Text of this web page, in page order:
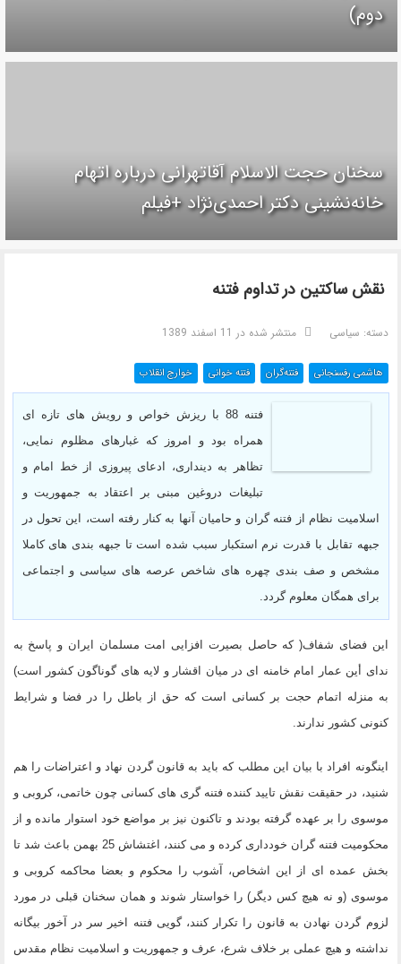
دوم)
سخنان حجت الاسلام آقاتهرانی درباره اتهام
خانه‌نشینی دکتر احمدی‌نژاد +فیلم
نقش ساکتین در تداوم فتنه
دسته: سیاسی منتشر شده در 11 اسفند 1389
هاشمی رفسنجانی فتنه‌گران فتنه خوانی خوارج انقلاب
فتنه 88 با ریزش خواص و رویش های تازه ای
همراه بود و امروز که غبارهای مظلوم نمایی،
تظاهر به دینداری، ادعای پیروزی از خط امام و
تبلیغات دروغین مبنی بر اعتقاد به جمهوریت و
اسلامیت نظام از فتنه گران و حامیان آنها به کنار رفته است، این تحول در
جبهه تقابل با قدرت نرم استکبار سبب شده است تا جبهه بندی های کاملا
مشخص و صف بندی چهره های شاخص عرصه های سیاسی و اجتماعی
برای همگان معلوم گردد.
این فضای شفاف( که حاصل بصیرت افزایی امت مسلمان ایران و پاسخ به
ندای أین عمار امام خامنه ای در میان اقشار و لایه های گوناگون کشور است)
به منزله اتمام حجت بر کسانی است که حق از باطل را در فضا و شرایط
کنونی کشور ندارند.
اینگونه افراد با بیان این مطلب که باید به قانون گردن نهاد و اعتراضات را هم
شنید، در حقیقت نقش تایید کننده فتنه گری های کسانی چون خاتمی، کروبی و
موسوی را بر عهده گرفته بودند و تاکنون نیز بر مواضع خود استوار مانده و از
محکومیت فتنه گران خودداری کرده و می کنند، اغتشاش 25 بهمن باعث شد تا
بخش عمده ای از این اشخاص، آشوب را محکوم و بعضا محاکمه کروبی و
موسوی (و نه هیچ کس دیگر) را خواستار شوند و همان سخنان قبلی در مورد
لزوم گردن نهادن به قانون را تکرار کنند، گویی فتنه اخیر سر در آخور بیگانه
نداشته و هیچ عملی بر خلاف شرع، عرف و جمهوریت و اسلامیت نظام مقدس